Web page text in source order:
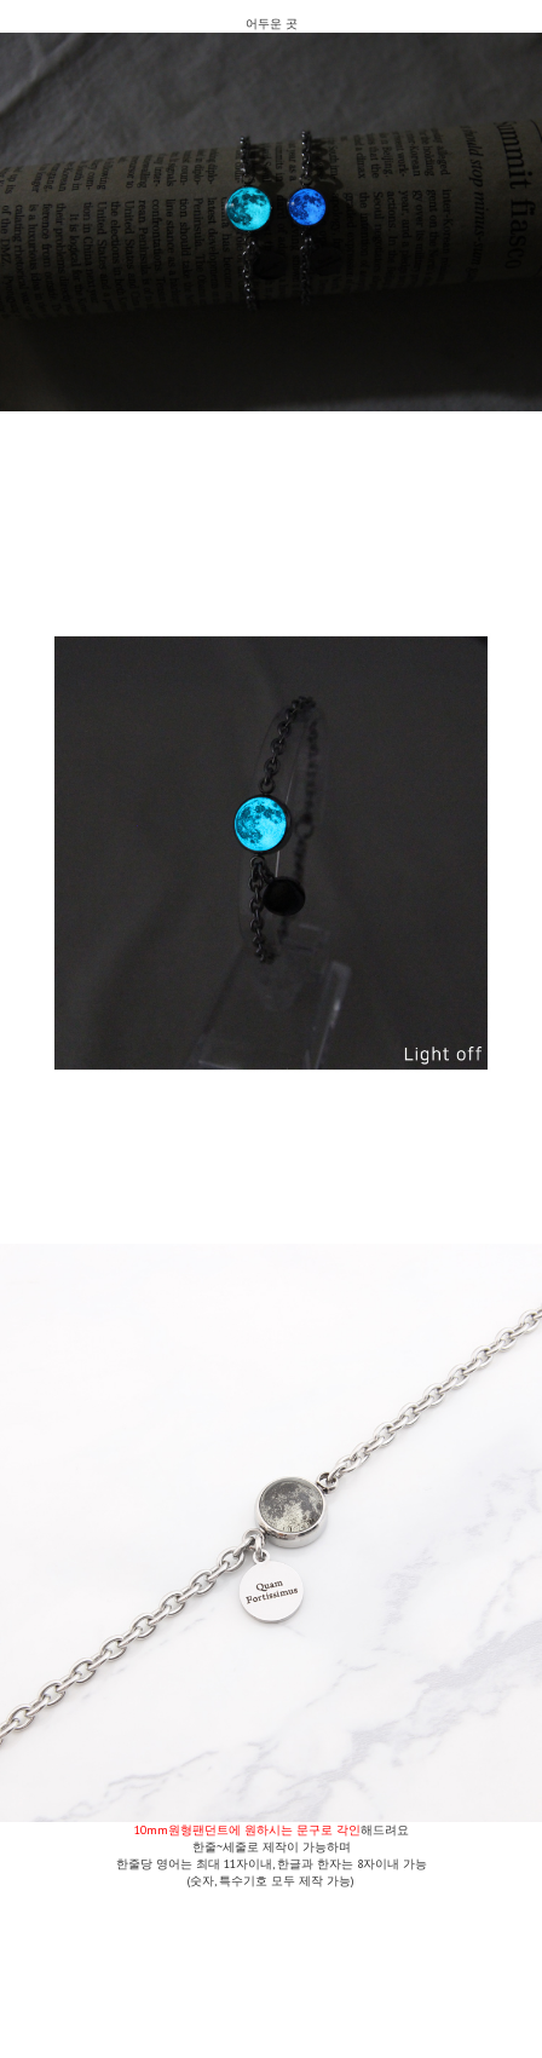
어두운 곳
10mm원형팬던트에 원하시는 문구로 각인해드려요
한줄~세줄로 제작이 가능하며
한줄당 영어는 최대 11자이내, 한글과 한자는 8자이내 가능
(숫자, 특수기호 모두 제작 가능)